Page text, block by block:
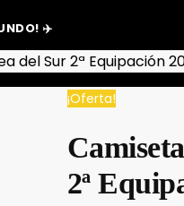
✈️
del Sur 2ª Equipación
¡Oferta!
2ª